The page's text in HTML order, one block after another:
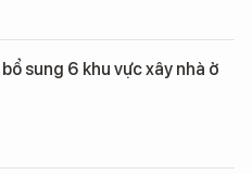
sung 6 khu vực xây nhà ở